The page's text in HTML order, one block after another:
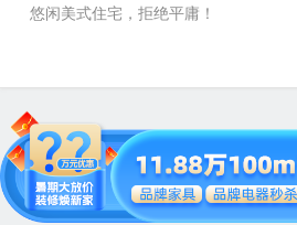
悠闲美式住宅，拒绝平庸！